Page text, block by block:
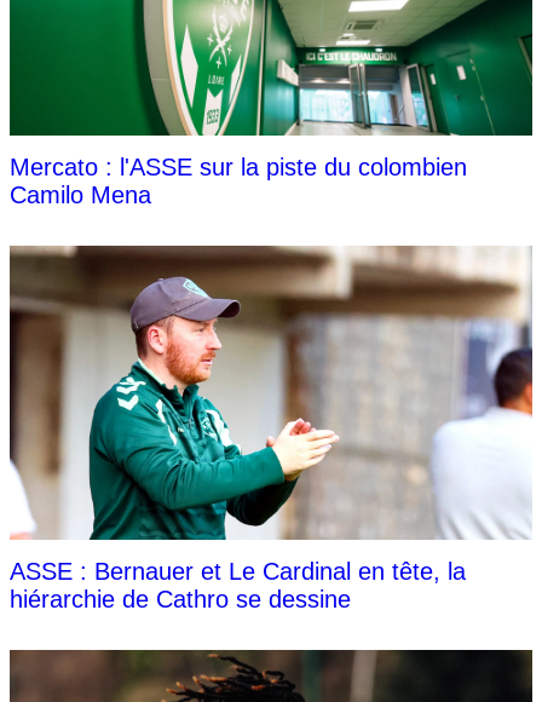
Mercato : l'ASSE sur la piste du colombien
Camilo Mena
ASSE : Bernauer et Le Cardinal en tête, la
hiérarchie de Cathro se dessine